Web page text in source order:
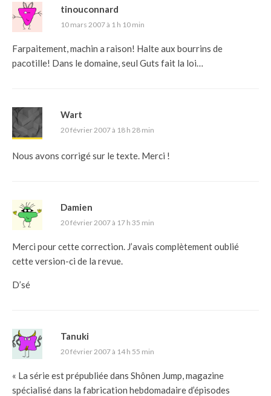
tinouconnard
10 mars 2007 à 1 h 10 min
Farpaitement, machin a raison! Halte aux bourrins de
pacotille! Dans le domaine, seul Guts fait la loi…
Wart
20 février 2007 à 18 h 28 min
Nous avons corrigé sur le texte. Merci !
Damien
20 février 2007 à 17 h 35 min
Merci pour cette correction. J’avais complètement oublié
cette version-ci de la revue.
D’sé
Tanuki
20 février 2007 à 14 h 55 min
« La série est prépubliée dans Shônen Jump, magazine
spécialisé dans la fabrication hebdomadaire d’épisodes